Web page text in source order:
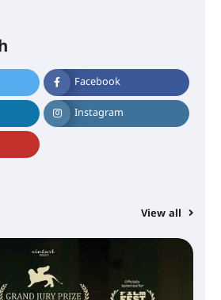
Facebook
Instagram
View all
ജോസഫ്സ് കോളജ്
അസോസിയേഷന്